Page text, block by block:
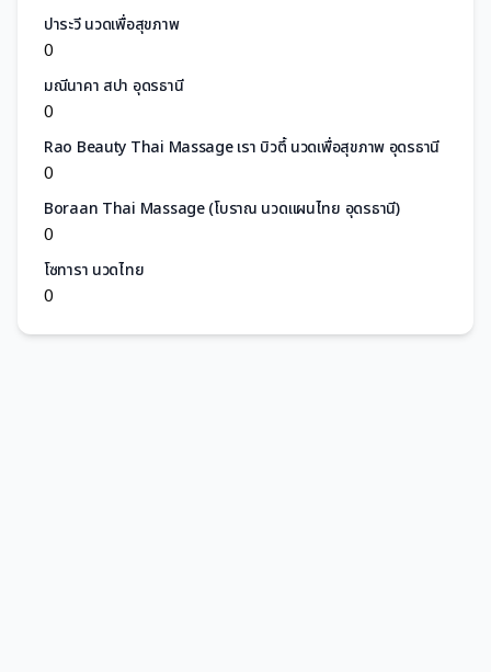
ปาระวี นวดเพื่อสุขภาพ
0
มณีนาคา สปา อุดรธานี
0
Rao Beauty Thai Massage เรา บิวตึ้ นวดเพื่อสุขภาพ อุดรธานี
0
Boraan Thai Massage (โบราณ นวดแผนไทย อุดรธานี)
0
โซทารา นวดไทย
0